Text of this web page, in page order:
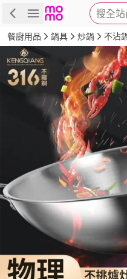
搜全
商品 評價
餐廚用品 鍋具 炒鍋 不沾